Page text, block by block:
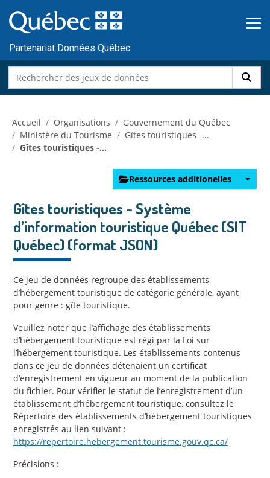
au
contenu
Partenariat Données Québec
Accueil Organisations
Gouvernement du Québec
Ministère du Tourisme
Gîtes touristiques -...
Gîtes touristiques -...
Ressources additionelles
Gîtes touristiques - Système
d’information touristique Québec (SIT
Québec) (format JSON)
Ce jeu de données regroupe des établissements
d’hébergement touristique de catégorie générale, ayant
pour genre : gîte touristique.
Veuillez noter que l’affichage des établissements
d’hébergement touristique est régi par la Loi sur
l’hébergement touristique. Les établissements contenus
dans ce jeu de données détenaient un certificat
d’enregistrement en vigueur au moment de la publication
du fichier. Pour vérifier le statut de l’enregistrement d’un
établissement d’hébergement touristique, consultez le
Répertoire des établissements d’hébergement touristiques
enregistrés au lien suivant :
https://repertoire.hebergement.tourisme.gouv.qc.ca/
Précisions :